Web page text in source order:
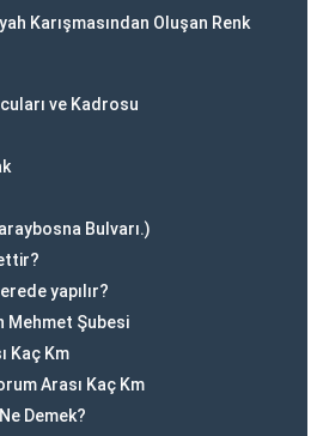
Karışmasından Oluşan Renk
ve Kadrosu
Bulvarı.)
yapılır?
Mehmet Şubesi
Kaç Km
Arası Kaç Km
Demek?